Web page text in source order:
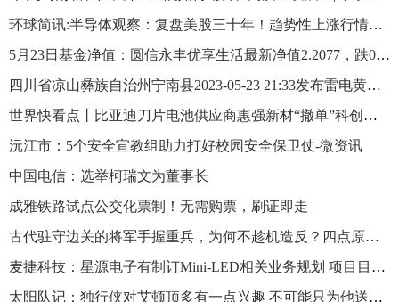
环球简讯:半导体观察：复盘美股三十年！趋势性上涨行情契机未至
5月23日基金净值：圆信永丰优享生活最新净值2.2077，跌0.76%
四川省凉山彝族自治州宁南县2023-05-23 21:33发布雷电黄色预警_环球要闻
世界快看点丨比亚迪刀片电池供应商惠强新材“撤单”科创板：应收账款常年逾期，信息披露或存瑕疵｜清流·IPO
沅江市：5个安全宣教组助力打好校园安全保卫仗-微资讯
中国电信：选举柯瑞文为董事长
成雅铁路试点公交化票制！无需购票，刷证即走
古代驻守边关的将军手握重兵，为何不趁机造反？四点原因造成约束
麦捷科技：星源电子有制订Mini-LED相关业务规划 项目目前处在研发阶段
太阳队记：独行侠对艾顿顶多有一点兴趣 不可能只为他送走10号签_全球微动态